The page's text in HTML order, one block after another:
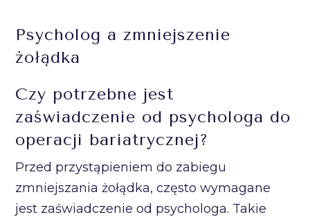
Psycholog a zmniejszenie
żołądka
Czy potrzebne jest
zaświadczenie od psychologa do
operacji bariatrycznej?
Przed przystąpieniem do zabiegu
zmniejszania żołądka, często wymagane
jest zaświadczenie od psychologa. Takie